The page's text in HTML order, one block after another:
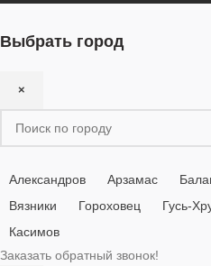
Выбрать город
×
Александров Арзамас
Вязники
Гороховец Гусь-
Касимов
Заказать обратный звонок!